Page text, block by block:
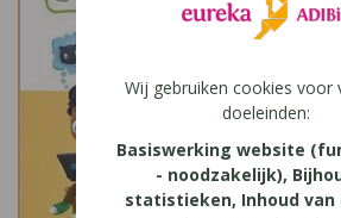
Wij gebruiken cookies voor
doeleinden:
Basiswerking website
- noodzakelijk),
statistieken, Inhoud van